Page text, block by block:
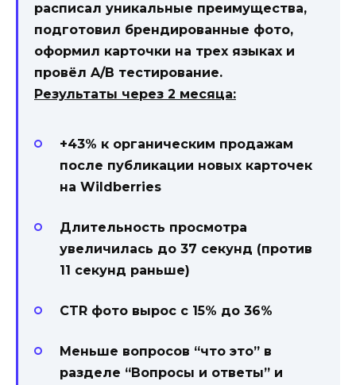
расписал уникальные преимущества,
подготовил брендированные фото,
оформил карточки на трех языках и
провёл A/B тестирование.
Результаты через 2 месяца:
+43% к органическим продажам
после публикации новых карточек
на Wildberries
Длительность просмотра
увеличилась до 37 секунд (против
11 секунд раньше)
CTR фото вырос с 15% до 36%
Меньше вопросов “что это” в
разделе “Вопросы и ответы” и